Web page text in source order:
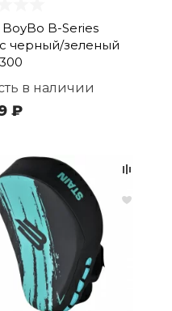
B-Series
черный/зеленый
в наличии
₽